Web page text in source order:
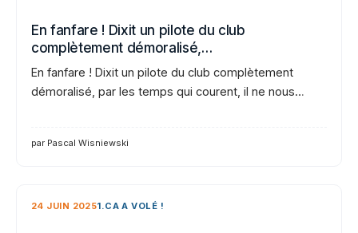
En fanfare ! Dixit un pilote du club
complètement démoralisé,…
En fanfare ! Dixit un pilote du club complètement
démoralisé, par les temps qui courent, il ne nous…
par Pascal Wisniewski
24 JUIN 20251.CA A VOLÉ !